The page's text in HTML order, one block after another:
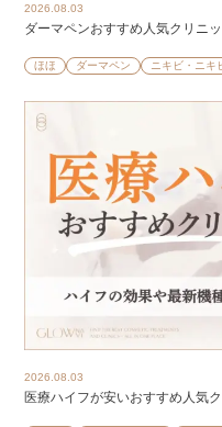
2026.08.03
ダーマペンおすすめ人気クリニ
ほほ ダーマペン ニキビ・ニキ
2026.08.03
医療ハイフが安いおすすめ人気